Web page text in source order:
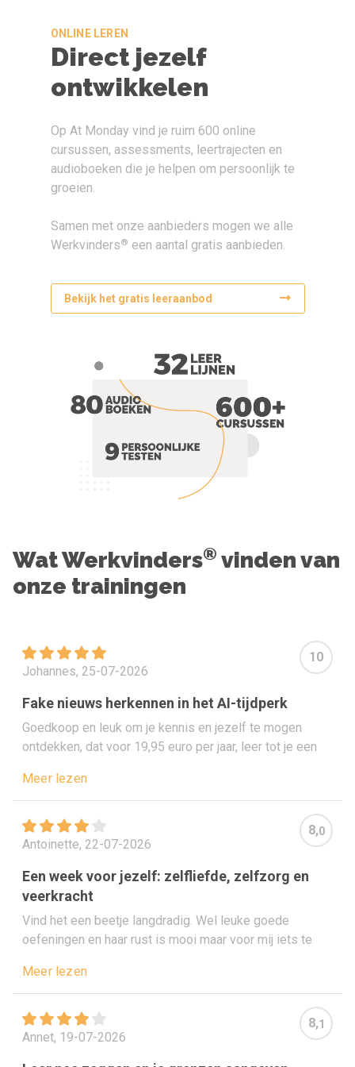
ONLINE LEREN
Direct jezelf
ontwikkelen
Op At Monday vind je ruim 600 online
cursussen, assessments, leertrajecten en
audioboeken die je helpen om persoonlijk te
groeien.
Samen met onze aanbieders mogen we alle
Werkvinders® een aantal gratis aanbieden.
Bekijk het gratis leeraanbod
Wat Werkvinders® vinden van
onze trainingen
Johannes, 25-07-2026
Fake nieuws herkennen in het AI-tijdperk
Goedkoop en leuk om je kennis en jezelf te mogen
ontdekken, dat voor 19,95 euro per jaar, leer tot je een
Meer lezen
10
Antoinette, 22-07-2026
Een week voor jezelf: zelfliefde, zelfzorg en
veerkracht
Vind het een beetje langdradig. Wel leuke goede
oefeningen en haar rust is mooi maar voor mij iets te
Meer lezen
8,0
Annet, 19-07-2026
8,1